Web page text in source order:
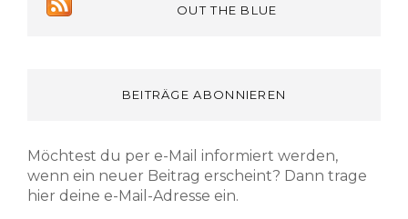
OUT THE BLUE
BEITRÄGE ABONNIEREN
Möchtest du per e-Mail informiert werden,
wenn ein neuer Beitrag erscheint? Dann trage
hier deine e-Mail-Adresse ein.